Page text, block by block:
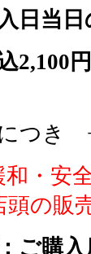
日当日
2,100
つき
・安
頭の販
ご購